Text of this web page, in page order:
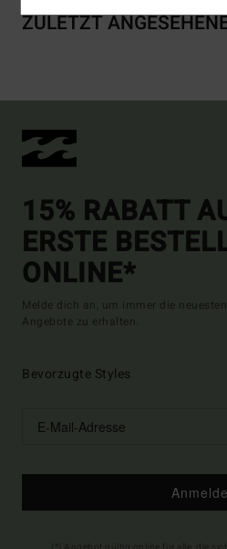
ZULETZT
15% RABATT
ERSTE
ONLINE*
Melde dich an, um immer die
Angebote zu erhalten.
Bevorzugte Styles